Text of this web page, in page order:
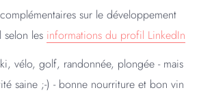
sur le développement
selon les informations du profil LinkedIn
vélo, golf, randonnée, plongée - mais
saine ;-) - bonne nourriture et bon vin